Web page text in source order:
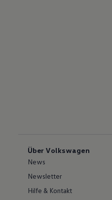
Über Volkswagen
News
Newsletter
Hilfe & Kontakt